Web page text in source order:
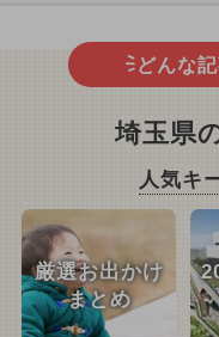
どんな
埼玉県
人気キ
厳選お出かけ
まとめ